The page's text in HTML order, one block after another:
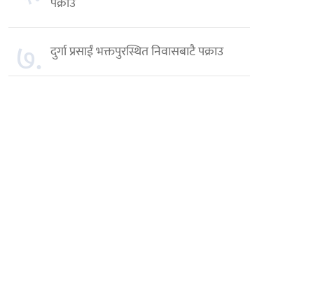
७. दुर्गा प्रसाईं भक्तपुरस्थित निवासबाटै पक्राउ